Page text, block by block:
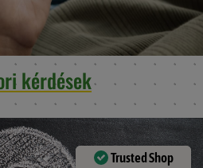
kérdések
Trusted Shop